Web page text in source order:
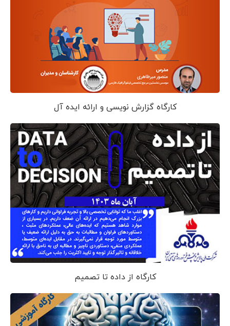
کارگاه گزارش نویسی و ارائه ایده آل
کارگاه از داده تا تصمیم